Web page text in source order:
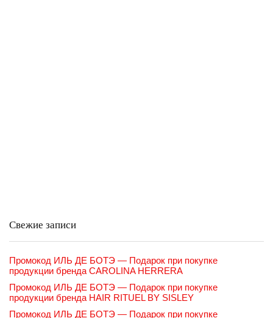
Свежие записи
Промокод ИЛЬ ДЕ БОТЭ — Подарок при покупке
продукции бренда CAROLINA HERRERA
Промокод ИЛЬ ДЕ БОТЭ — Подарок при покупке
продукции бренда HAIR RITUEL BY SISLEY
Промокод ИЛЬ ДЕ БОТЭ — Подарок при покупке